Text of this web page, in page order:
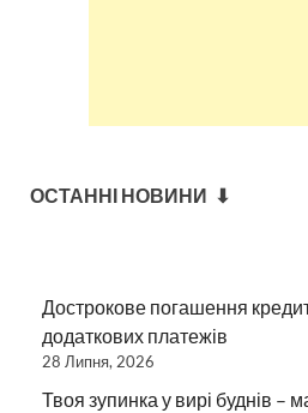
ОСТАННІ НОВИНИ ⬇
Дострокове погашення
додаткових платежів
28 Липня, 2026
Твоя зупинка у вирі буднів –